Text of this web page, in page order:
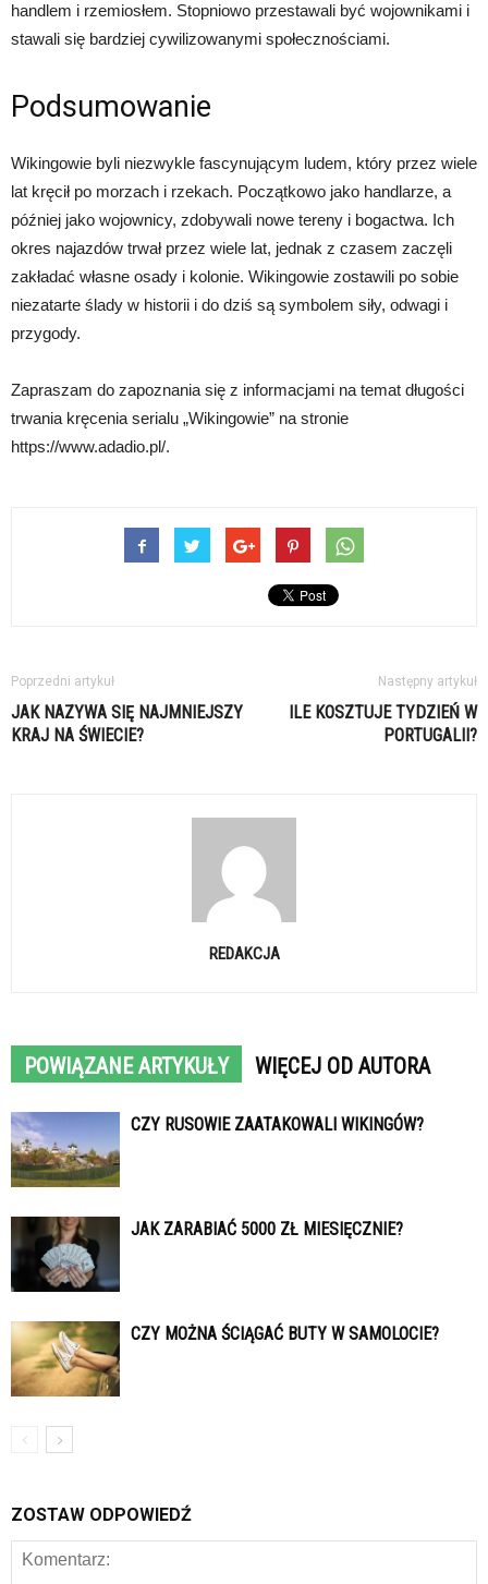
handlem i rzemiosłem. Stopniowo przestawali być wojownikami i
stawali się bardziej cywilizowanymi społecznościami.
Podsumowanie
Wikingowie byli niezwykle fascynującym ludem, który przez wiele
lat kręcił po morzach i rzekach. Początkowo jako handlarze, a
później jako wojownicy, zdobywali nowe tereny i bogactwa. Ich
okres najazdów trwał przez wiele lat, jednak z czasem zaczęli
zakładać własne osady i kolonie. Wikingowie zostawili po sobie
niezatarte ślady w historii i do dziś są symbolem siły, odwagi i
przygody.
Zapraszam do zapoznania się z informacjami na temat długości
trwania kręcenia serialu „Wikingowie” na stronie
https://www.adadio.pl/.
Poprzedni artykuł
JAK NAZYWA SIĘ NAJMNIEJSZY
KRAJ NA ŚWIECIE?
Następny artykuł
ILE KOSZTUJE TYDZIEŃ W
PORTUGALII?
REDAKCJA
POWIĄZANE ARTYKUŁY WIĘCEJ OD AUTORA
CZY RUSOWIE ZAATAKOWALI WIKINGÓW?
JAK ZARABIAĆ 5000 ZŁ MIESIĘCZNIE?
CZY MOŻNA ŚCIĄGAĆ BUTY W SAMOLOCIE?
ZOSTAW ODPOWIEDŹ